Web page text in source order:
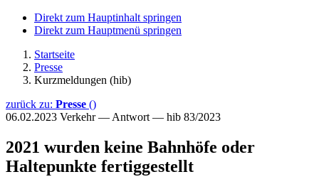
Direkt zum Hauptinhalt springen
Direkt zum Hauptmenü springen
Startseite
Presse
Kurzmeldungen (hib)
zurück zu: Presse ()
06.02.2023 Verkehr — Antwort — hib 83/2023
2021 wurden keine Bahnhöfe oder
Haltepunkte fertiggestellt